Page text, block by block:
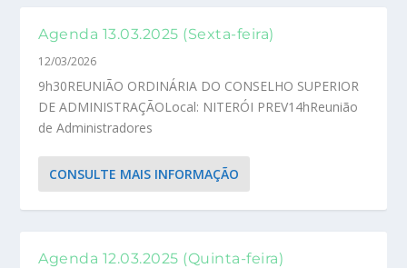
Agenda 13.03.2025 (Sexta-feira)
12/03/2026
9h30REUNIÃO ORDINÁRIA DO CONSELHO SUPERIOR
DE ADMINISTRAÇÃOLocal: NITERÓI PREV14hReunião
de Administradores
CONSULTE MAIS INFORMAÇÃO
Agenda 12.03.2025 (Quinta-feira)